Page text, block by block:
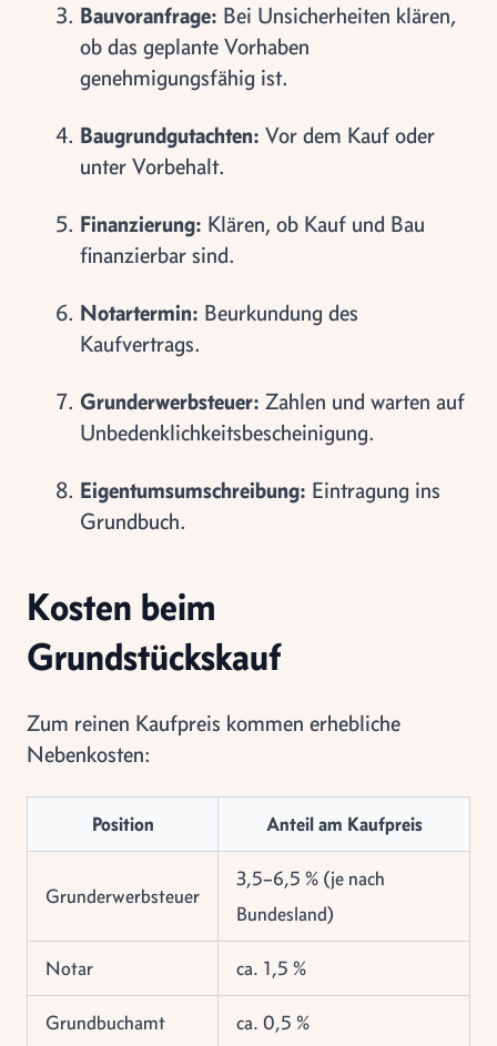
Bauvoranfrage: Bei Unsicherheiten klären,
ob das geplante Vorhaben
genehmigungsfähig ist.
Baugrundgutachten: Vor dem Kauf oder
unter Vorbehalt.
Finanzierung: Klären, ob Kauf und Bau
finanzierbar sind.
Notartermin: Beurkundung des
Kaufvertrags.
Grunderwerbsteuer: Zahlen und warten auf
Unbedenklichkeitsbescheinigung.
Eigentumsumschreibung: Eintragung ins
Grundbuch.
Kosten beim
Grundstückskauf
Zum reinen Kaufpreis kommen erhebliche
Nebenkosten:
Position Anteil am Kaufpreis
Grunderwerbsteuer
3,5–6,5 % (je nach
Bundesland)
Notar ca. 1,5 %
Grundbuchamt ca. 0,5 %